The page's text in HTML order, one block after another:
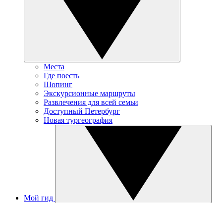
Места
Где поесть
Шопинг
Экскурсионные маршруты
Развлечения для всей семьи
Доступный Петербург
Новая тургеография
Мой гид